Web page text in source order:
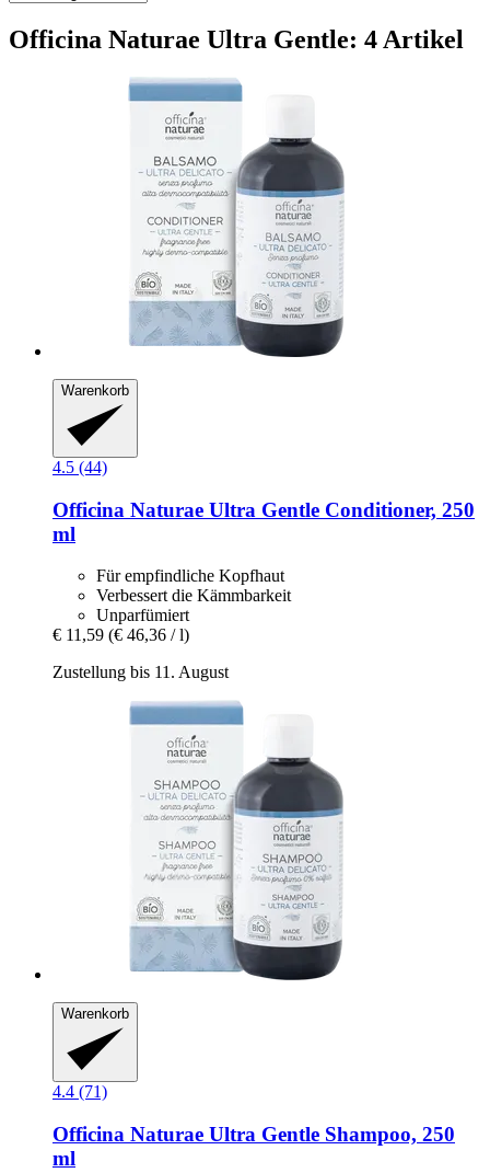
Officina Naturae Ultra Gentle: 4 Artikel
Warenkorb
4.5 (44)
Officina Naturae Ultra Gentle Conditioner, 250
ml
Für empfindliche Kopfhaut
Verbessert die Kämmbarkeit
Unparfümiert
€ 11,59 (€ 46,36 / l)
Zustellung bis 11. August
Warenkorb
4.4 (71)
Officina Naturae Ultra Gentle Shampoo, 250
ml